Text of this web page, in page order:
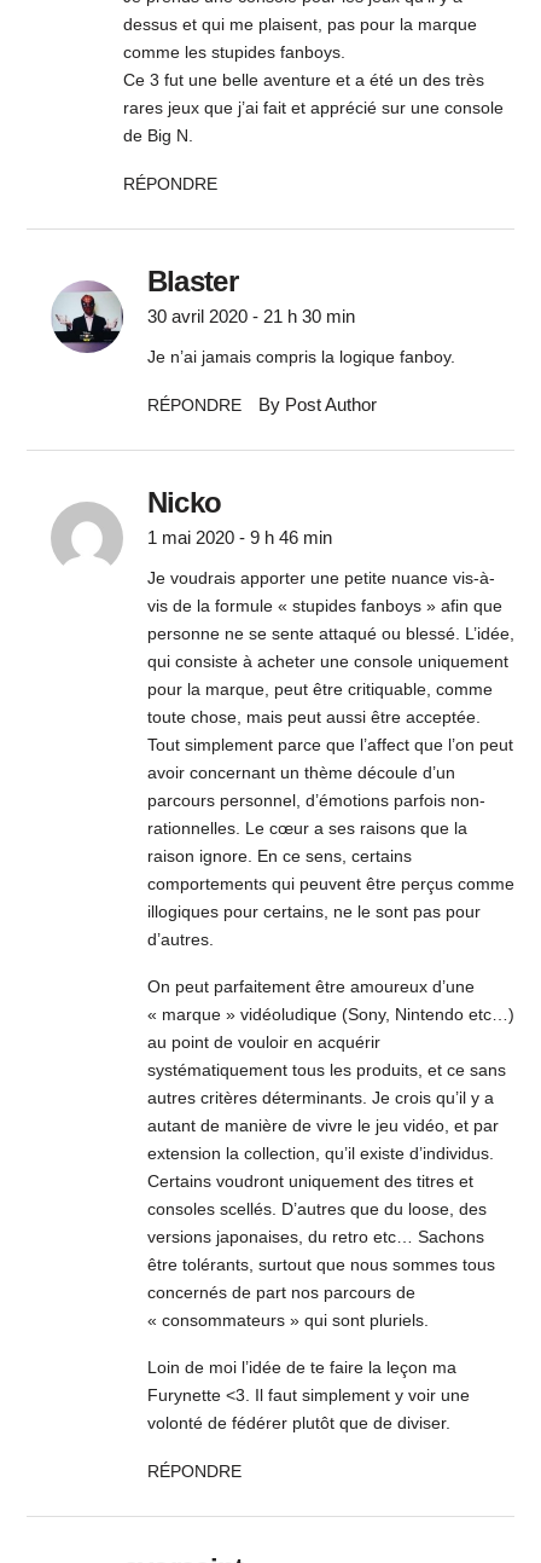
dessus et qui me plaisent, pas pour la marque
comme les stupides fanboys.
Ce 3 fut une belle aventure et a été un des très
rares jeux que j’ai fait et apprécié sur une console
de Big N.
RÉPONDRE
Blaster
30 avril 2020 - 21 h 30 min
Je n’ai jamais compris la logique fanboy.
RÉPONDRE By Post Author
Nicko
1 mai 2020 - 9 h 46 min
Je voudrais apporter une petite nuance vis-à-
vis de la formule « stupides fanboys » afin que
personne ne se sente attaqué ou blessé. L’idée,
qui consiste à acheter une console uniquement
pour la marque, peut être critiquable, comme
toute chose, mais peut aussi être acceptée.
Tout simplement parce que l’affect que l’on peut
avoir concernant un thème découle d’un
parcours personnel, d’émotions parfois non-
rationnelles. Le cœur a ses raisons que la
raison ignore. En ce sens, certains
comportements qui peuvent être perçus comme
illogiques pour certains, ne le sont pas pour
d’autres.
On peut parfaitement être amoureux d’une
« marque » vidéoludique (Sony, Nintendo etc…)
au point de vouloir en acquérir
systématiquement tous les produits, et ce sans
autres critères déterminants. Je crois qu’il y a
autant de manière de vivre le jeu vidéo, et par
extension la collection, qu’il existe d’individus.
Certains voudront uniquement des titres et
consoles scellés. D’autres que du loose, des
versions japonaises, du retro etc… Sachons
être tolérants, surtout que nous sommes tous
concernés de part nos parcours de
« consommateurs » qui sont pluriels.
Loin de moi l’idée de te faire la leçon ma
Furynette <3. Il faut simplement y voir une
volonté de fédérer plutôt que de diviser.
RÉPONDRE